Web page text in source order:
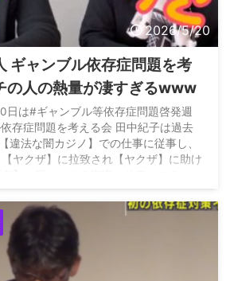
2026/5/20
ギャンブル依存症問題を考
の人の熱量が凄すぎるwww
日は#ギャンブル等依存症問題啓発週
存症問題を考える会 田中紀子は過去
違法な闇カジノ】での仕事に従事し、
【ヤクザ】に拉致され【ヤクザ】に助け